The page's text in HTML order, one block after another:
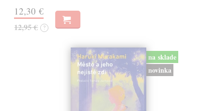
12,30 €
12,95 € ?
na sklade
novinka